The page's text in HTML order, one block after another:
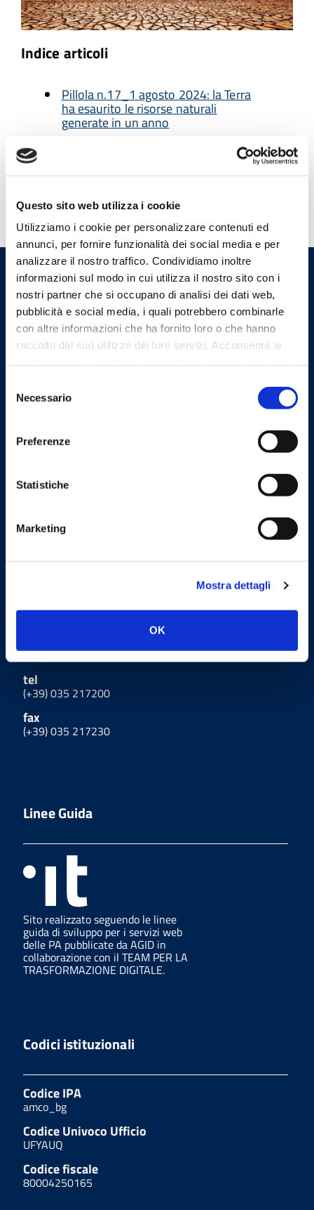
Questo sito web utilizza i cookie
Utilizziamo i cookie per personalizzare contenuti ed
annunci, per fornire funzionalità dei social media e per
analizzare il nostro traffico. Condividiamo inoltre
informazioni sul modo in cui utilizza il nostro sito con i
nostri partner che si occupano di analisi dei dati web,
pubblicità e social media, i quali potrebbero combinarle
con altre informazioni che ha fornito loro o che hanno
raccolto dal suo utilizzo dei loro servizi. Acconsenta ai
delNecessario
Preferenze
Statistiche
Marketing
Mostra dettagli
OK
Indice articoli
Pillola n.17_1 agosto 2024: la Terra
ha esaurito le risorse naturali
generate in un anno
Ordine dei Medici Chirurghi e
degli Odontoiatri della
Provincia di Bergamo
Indirizzi email
ufficiostampa@omceo.bg.it
segreteria.bg@pec.omceo.it
Uffici
Bergamo
tel
(+39) 035 217200
fax
(+39) 035 217230
Linee Guida
Sito realizzato seguendo le linee
guida di sviluppo per i servizi web
delle PA pubblicate da AGID in
collaborazione con il TEAM PER LA
TRASFORMAZIONE DIGITALE.
Codici istituzionali
Codice IPA
amco_bg
Codice Univoco Ufficio
UFYAUQ
Codice fiscale
80004250165